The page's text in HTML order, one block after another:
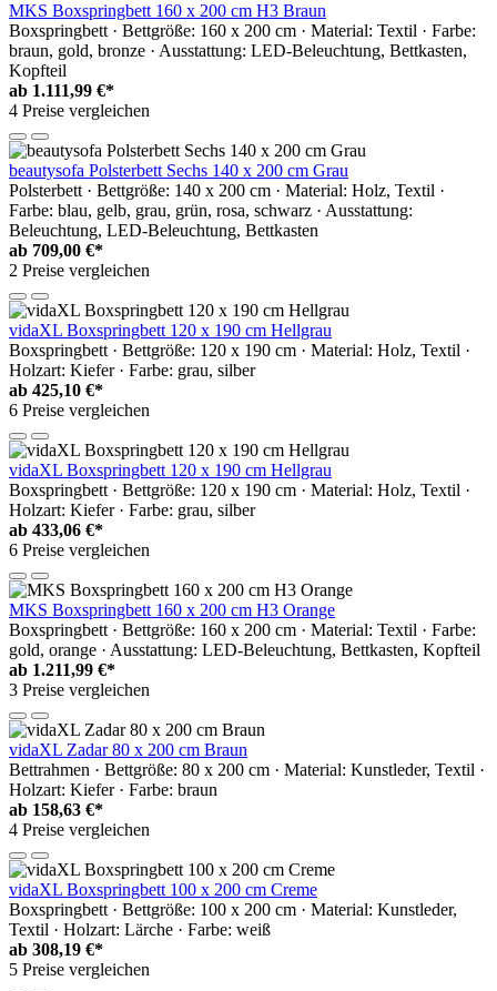
MKS Boxspringbett 160 x 200 cm H3 Braun
Boxspringbett · Bettgröße: 160 x 200 cm · Material: Textil · Farbe:
braun, gold, bronze · Ausstattung: LED-Beleuchtung, Bettkasten,
Kopfteil
ab 1.111,99 €*
4 Preise vergleichen
beautysofa Polsterbett Sechs 140 x 200 cm Grau
Polsterbett · Bettgröße: 140 x 200 cm · Material: Holz, Textil ·
Farbe: blau, gelb, grau, grün, rosa, schwarz · Ausstattung:
Beleuchtung, LED-Beleuchtung, Bettkasten
ab 709,00 €*
2 Preise vergleichen
vidaXL Boxspringbett 120 x 190 cm Hellgrau
Boxspringbett · Bettgröße: 120 x 190 cm · Material: Holz, Textil ·
Holzart: Kiefer · Farbe: grau, silber
ab 425,10 €*
6 Preise vergleichen
vidaXL Boxspringbett 120 x 190 cm Hellgrau
Boxspringbett · Bettgröße: 120 x 190 cm · Material: Holz, Textil ·
Holzart: Kiefer · Farbe: grau, silber
ab 433,06 €*
6 Preise vergleichen
MKS Boxspringbett 160 x 200 cm H3 Orange
Boxspringbett · Bettgröße: 160 x 200 cm · Material: Textil · Farbe:
gold, orange · Ausstattung: LED-Beleuchtung, Bettkasten, Kopfteil
ab 1.211,99 €*
3 Preise vergleichen
vidaXL Zadar 80 x 200 cm Braun
Bettrahmen · Bettgröße: 80 x 200 cm · Material: Kunstleder, Textil ·
Holzart: Kiefer · Farbe: braun
ab 158,63 €*
4 Preise vergleichen
vidaXL Boxspringbett 100 x 200 cm Creme
Boxspringbett · Bettgröße: 100 x 200 cm · Material: Kunstleder,
Textil · Holzart: Lärche · Farbe: weiß
ab 308,19 €*
5 Preise vergleichen